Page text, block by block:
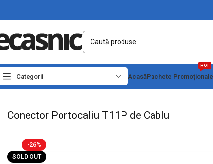
Categorii AcasăPachete Promoționale
HOT
Prima pagină Conectica Reglete si Conectori Electrici
Conector Portocaliu T11P de Cablu
-26%
SOLD OUT